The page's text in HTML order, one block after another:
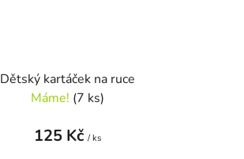
Dětský kartáček na ruce
Máme! (7 ks)
125 Kč / ks